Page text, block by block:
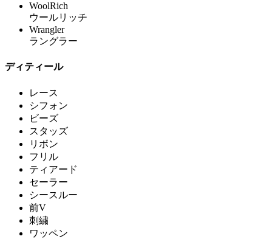
WoolRich
ウールリッチ
Wrangler
ラングラー
ディティール
レース
シフォン
ビーズ
スタッズ
リボン
フリル
ティアード
セーラー
シースルー
前V
刺繍
ワッペン